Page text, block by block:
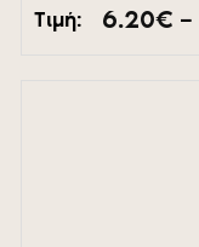
Τιμή: 6.20€ –